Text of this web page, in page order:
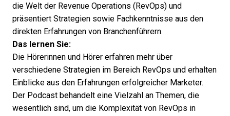
die Welt der Revenue Operations (RevOps) und
präsentiert Strategien sowie Fachkenntnisse aus den
direkten Erfahrungen von Branchenführern.
Das lernen Sie:
Die Hörerinnen und Hörer erfahren mehr über
verschiedene Strategien im Bereich RevOps und erhalten
Einblicke aus den Erfahrungen erfolgreicher Marketer.
Der Podcast behandelt eine Vielzahl an Themen, die
wesentlich sind, um die Komplexität von RevOps in